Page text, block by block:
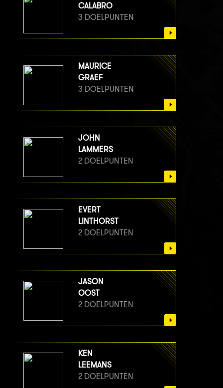
CALABRO
3 DOELPUNTEN
MAURICE
GRAEF
3 DOELPUNTEN
JOHN
LAMMERS
2 DOELPUNTEN
EVERT
LINTHORST
2 DOELPUNTEN
JASON
OOST
2 DOELPUNTEN
KEN
LEEMANS
2 DOELPUNTEN